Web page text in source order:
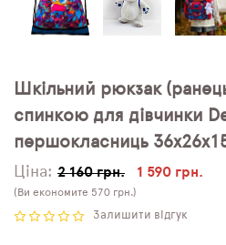
Шкільний рюкзак
спинкою для дівчинки
першокласниць
Ціна: 2 160 грн. 1 590 грн.
(Ви економите 570 грн.)
Залишити відгук